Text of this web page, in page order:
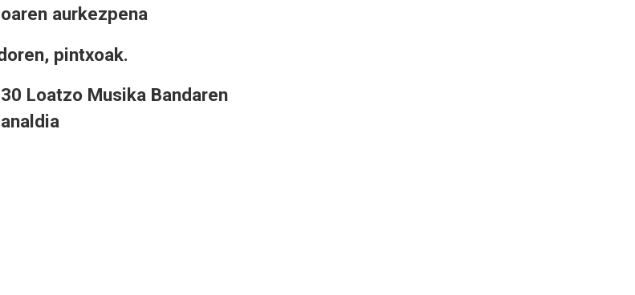
aurkezpena
pintxoak.
Loatzo Musika Bandaren